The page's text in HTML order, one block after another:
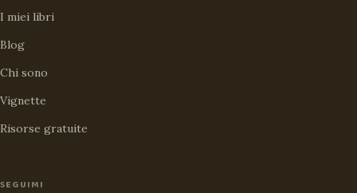
I miei libri
Blog
Chi sono
Vignette
Risorse gratuite
SEGUIMI